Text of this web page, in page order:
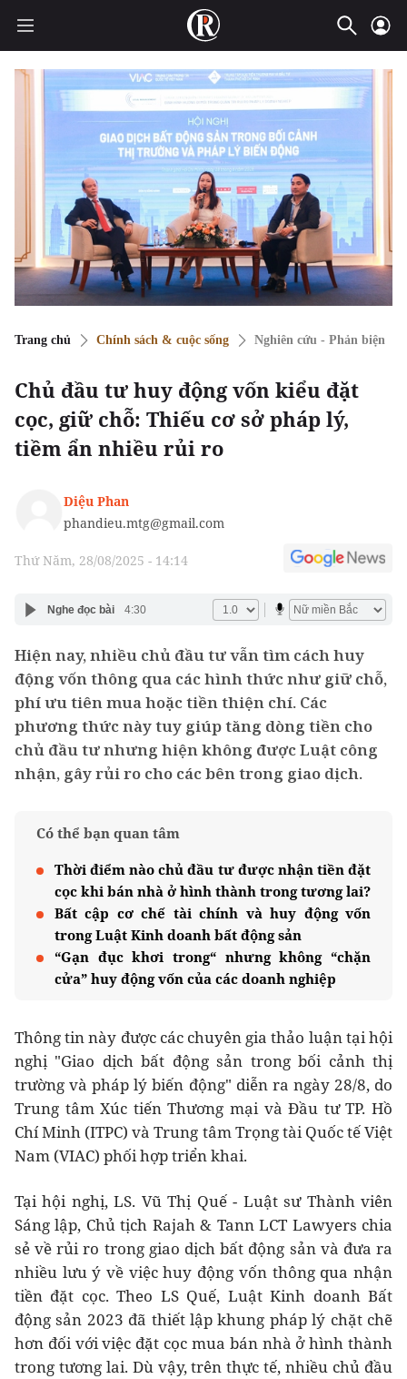
Trang chủ Chính sách & cuộc sống Nghiên cứu - Phản biện
Chủ đầu tư huy động vốn kiểu đặt
cọc, giữ chỗ: Thiếu cơ sở pháp lý,
tiềm ẩn nhiều rủi ro
Diệu Phan
phandieu.mtg@gmail.com
Thứ Năm, 28/08/2025 - 14:14
Nghe đọc bài 4:30
Hiện nay, nhiều chủ đầu tư vẫn tìm cách huy
động vốn thông qua các hình thức như giữ chỗ,
phí ưu tiên mua hoặc tiền thiện chí. Các
phương thức này tuy giúp tăng dòng tiền cho
chủ đầu tư nhưng hiện không được Luật công
nhận, gây rủi ro cho các bên trong giao dịch.
Có thể bạn quan tâm
Thời điểm nào chủ đầu tư được nhận tiền đặt
cọc khi bán nhà ở hình thành trong tương lai?
Bất cập cơ chế tài chính và huy động vốn
trong Luật Kinh doanh bất động sản
“Gạn đục khơi trong“ nhưng không “chặn
cửa” huy động vốn của các doanh nghiệp
Thông tin này được các chuyên gia thảo luận tại hội
nghị "Giao dịch bất động sản trong bối cảnh thị
trường và pháp lý biến động" diễn ra ngày 28/8, do
Trung tâm Xúc tiến Thương mại và Đầu tư TP. Hồ
Chí Minh (ITPC) và Trung tâm Trọng tài Quốc tế Việt
Nam (VIAC) phối hợp triển khai.
Tại hội nghị, LS. Vũ Thị Quế - Luật sư Thành viên
Sáng lập, Chủ tịch Rajah & Tann LCT Lawyers chia
sẻ về rủi ro trong giao dịch bất động sản và đưa ra
nhiều lưu ý về việc huy động vốn thông qua nhận
tiền đặt cọc. Theo LS Quế, Luật Kinh doanh Bất
động sản 2023 đã thiết lập khung pháp lý chặt chẽ
hơn đối với việc đặt cọc mua bán nhà ở hình thành
trong tương lai. Dù vậy, trên thực tế, nhiều chủ đầu